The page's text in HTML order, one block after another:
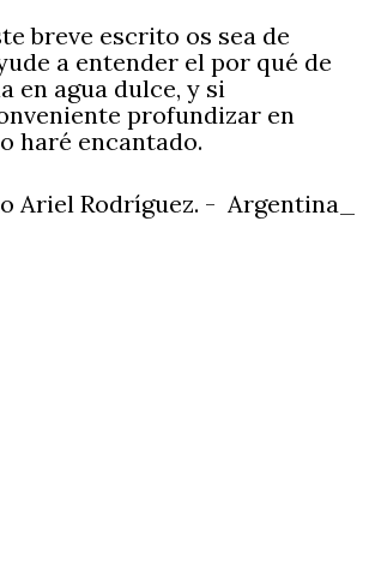
breve escrito os sea de
a entender el por qué de
en agua dulce, y si
profundizar en
haré encantado.
Ariel Rodríguez. - Argentina_